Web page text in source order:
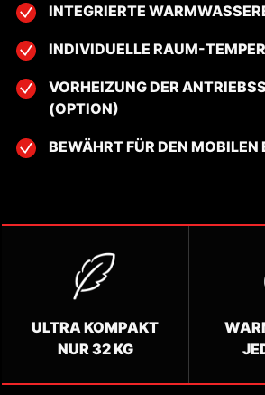
INTEGRIERTE
INDIVIDUELLE RAUM-
VORHEIZUNG DER
(OPTION)
BEWÄHRT FÜR DEN MOBILEN
ULTRA KOMPAKT
NUR 32 KG